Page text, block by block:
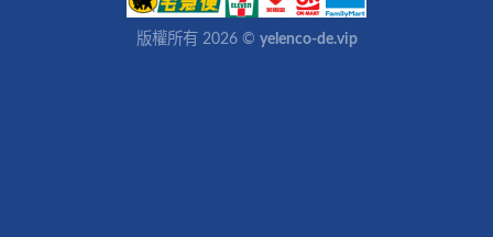
版權所有 2026 © yelenco-de.vip